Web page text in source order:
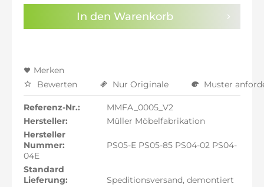
Sie haben dieDatenschutzbestimmungenzur
Kenntnis genommen.
In den Warenkorb
Merken
Bewerten
Nur Originale Muster
Referenz-Nr.:
MMFA_0005_V2
Hersteller:
Müller Möbelfabrikation
Hersteller
Nummer:
PS05-E PS05-85 PS04-02 PS04-
04E
Standard
Lieferung:
Speditionsversand, demontiert